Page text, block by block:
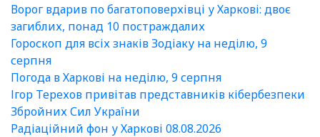
Ворог вдарив по багатоповерхівці у Харкові: двоє
загиблих, понад 10 постраждалих
Гороскоп для всіх знаків Зодіаку на неділю, 9
серпня
Погода в Харкові на неділю, 9 серпня
Ігор Терехов привітав представників кібербезпеки
Збройних Сил України
Радіаційний фон у Харкові 08.08.2026